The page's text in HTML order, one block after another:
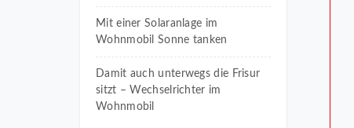
Mit einer Solaranlage im
Wohnmobil Sonne tanken
Damit auch unterwegs die Frisur
sitzt – Wechselrichter im
Wohnmobil